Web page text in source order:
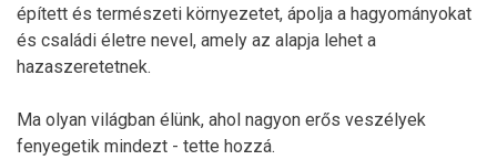
épített és természeti környezetet, ápolja a hagyományokat
és családi életre nevel, amely az alapja lehet a
hazaszeretetnek.
Ma olyan világban élünk, ahol nagyon erős veszélyek
fenyegetik mindezt - tette hozzá.